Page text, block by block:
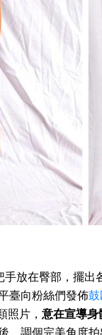
放在臀部，擺
臺向粉絲們發佈鼓
照片， 意在宣導身